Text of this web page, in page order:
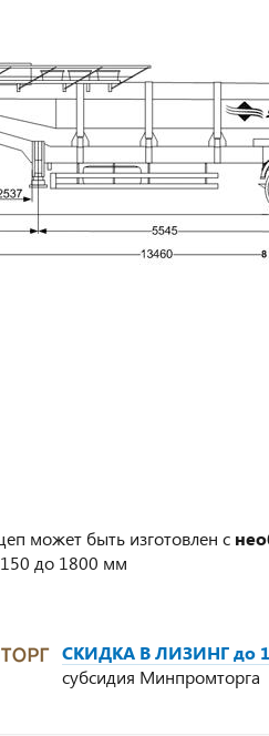
может быть изготовлен с
до 1800 мм
СКИДКА В ЛИЗИНГ до
субсидия Минпромторга